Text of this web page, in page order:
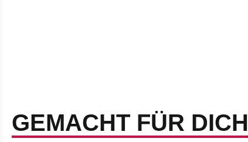
GEMACHT FÜR DICH